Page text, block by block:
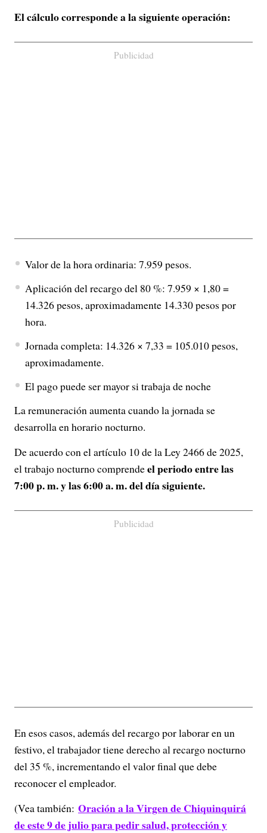
El cálculo corresponde a la siguiente operación:
Publicidad
Valor de la hora ordinaria: 7.959 pesos.
Aplicación del recargo del 80 %: 7.959 × 1,80 =
14.326 pesos, aproximadamente 14.330 pesos por
hora.
Jornada completa: 14.326 × 7,33 = 105.010 pesos,
aproximadamente.
El pago puede ser mayor si trabaja de noche
La remuneración aumenta cuando la jornada se
desarrolla en horario nocturno.
De acuerdo con el artículo 10 de la Ley 2466 de 2025,
el trabajo nocturno comprendeel periodo entre las
7:00 p. m. y las 6:00 a. m. del día siguiente.
Publicidad
En esos casos, además del recargo por laborar en un
festivo, el trabajador tiene derecho al recargo nocturno
del 35 %, incrementando el valor final que debe
reconocer el empleador.
(Vea también: Oración a la Virgen de Chiquinquirá
de este 9 de julio para pedir salud, protección y